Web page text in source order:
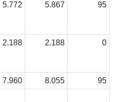
5.772 5.867 95
2.188 2.188 0
7.960 8.055
95